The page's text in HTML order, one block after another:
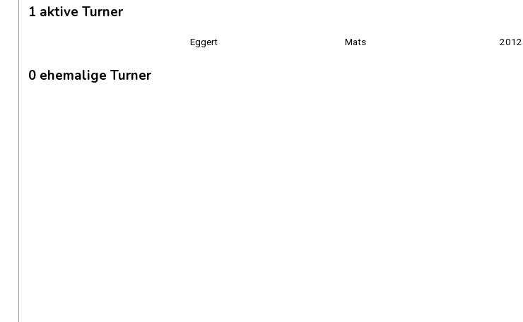
1 aktive Turner
Eggert Mats 2012
0 ehemalige Turner